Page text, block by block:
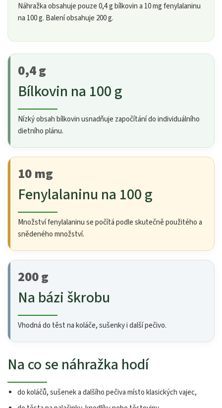
Náhražka obsahuje pouze 0,4 g bílkovin a 10 mg fenylalaninu
na 100 g. Balení obsahuje 200 g.
0,4 g
Bílkovin na 100 g
Nízký obsah bílkovin usnadňuje započítání do individuálního
dietního plánu.
10 mg
Fenylalaninu na 100 g
Množství fenylalaninu se počítá podle skutečně použitého a
snědeného množství.
200 g
Na bázi škrobu
Vhodná do těst na koláče, sušenky i další pečivo.
Na co se náhražka hodí
do koláčů, sušenek a dalšího pečiva místo klasických vajec,